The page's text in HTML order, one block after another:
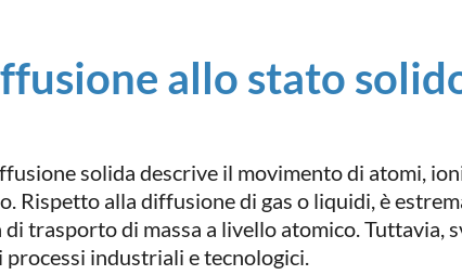
allo stato
solida descrive il movimento di atomi,
Rispetto alla diffusione di gas o liquidi, è
di trasporto di massa a livello atomico. Tuttavia,
processi industriali e tecnologici.